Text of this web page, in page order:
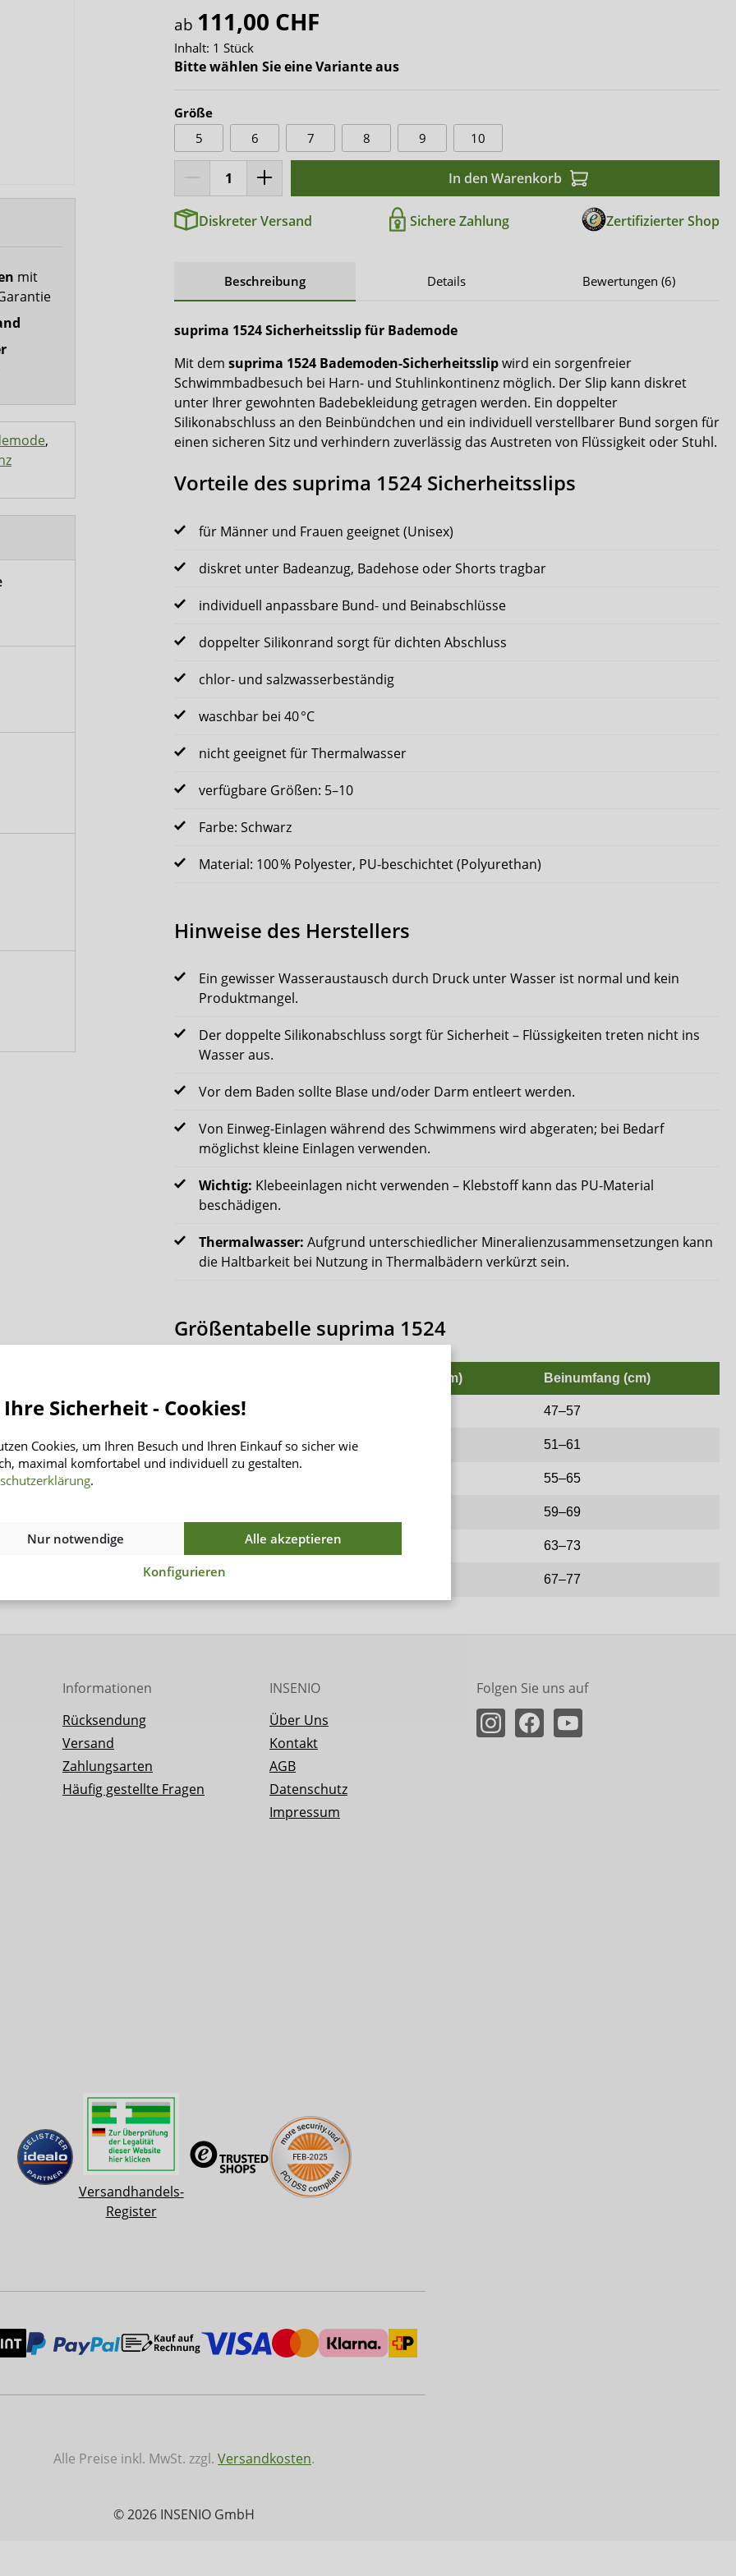
DryNites
mit
,
ab 111,00 CHF
Inhalt: 1 Stück
Bitte wählen Sie eine Variante aus
Größe
5
6 7 8 9 10
In den Warenkorb
Diskreter Versand Sichere Zahlung Zertifizierter Shop
Beschreibung Details Bewertungen (6)
suprima 1524 Sicherheitsslip für Bademode
Mit dem suprima 1524 Bademoden-Sicherheitsslipwird ein sorgenfreier
Schwimmbadbesuch bei Harn- und Stuhlinkontinenz möglich. Der Slip kann diskret
unter Ihrer gewohnten Badebekleidung getragen werden. Ein doppelter
Silikonabschluss an den Beinbündchen und ein individuell verstellbarer Bund sorgen für
einen sicheren Sitz und verhindern zuverlässig das Austreten von Flüssigkeit oder Stuhl.
Vorteile des suprima 1524 Sicherheitsslips
für Männer und Frauen geeignet (Unisex)
diskret unter Badeanzug, Badehose oder Shorts tragbar
individuell anpassbare Bund- und Beinabschlüsse
doppelter Silikonrand sorgt für dichten Abschluss
chlor- und salzwasserbeständig
waschbar bei 40 °C
nicht geeignet für Thermalwasser
verfügbare Größen: 5–10
Farbe: Schwarz
Material: 100 % Polyester, PU-beschichtet (Polyurethan)
Hinweise des Herstellers
Ein gewisser Wasseraustausch durch Druck unter Wasser ist normal und kein
Produktmangel.
Der doppelte Silikonabschluss sorgt für Sicherheit – Flüssigkeiten treten nicht ins
Wasser aus.
Vor dem Baden sollte Blase und/oder Darm entleert werden.
Von Einweg-Einlagen während des Schwimmens wird abgeraten; bei Bedarf
möglichst kleine Einlagen verwenden.
Wichtig: Klebeeinlagen nicht verwenden – Klebstoff kann das PU-Material
beschädigen.
Thermalwasser: Aufgrund unterschiedlicher Mineralienzusammensetzungen kann
die Haltbarkeit bei Nutzung in Thermalbädern verkürzt sein.
Größentabelle suprima 1524
Taillenumfang (cm) Beinumfang (cm)
5 47–57
6 66–93 51–61
55–65
59–69
63–73
10 67–77
Informationen
Rücksendung
Versand
Zahlungsarten
Häufig gestellte Fragen
INSENIO
Über Uns
Kontakt
AGB
Datenschutz
Impressum
Folgen Sie uns auf
Versandhandels-
Register
Alle Preise inkl. MwSt. zzgl. Versandkosten.
© 2026 INSENIO GmbH
Ihre Sicherheit - Cookies!
Cookies, um Ihren Besuch und Ihren Einkauf so sicher wie
maximal komfortabel und individuell zu gestalten.
.
Nur notwendige
Alle akzeptieren
Konfigurieren